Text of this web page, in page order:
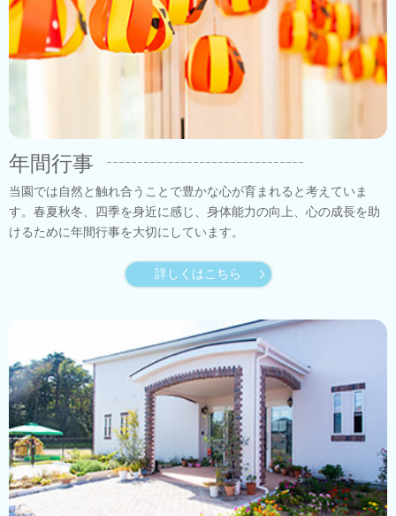
年間行事
当園では自然と触れ合うことで豊かな心が育まれると考えていま
す。春夏秋冬、四季を身近に感じ、身体能力の向上、心の成長を助
けるために年間行事を大切にしています。
詳しくはこちら